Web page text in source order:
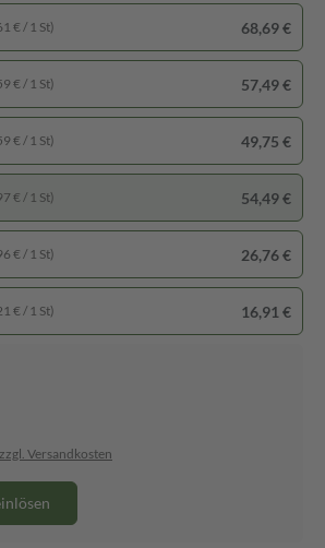
€ / 1 St) 68,69 €
€ / 1 St) 57,49 €
€ / 1 St) 49,75 €
€ / 1 St) 54,49 €
€ / 1 St) 26,76 €
€ / 1 St) 16,91 €
Versandkosten